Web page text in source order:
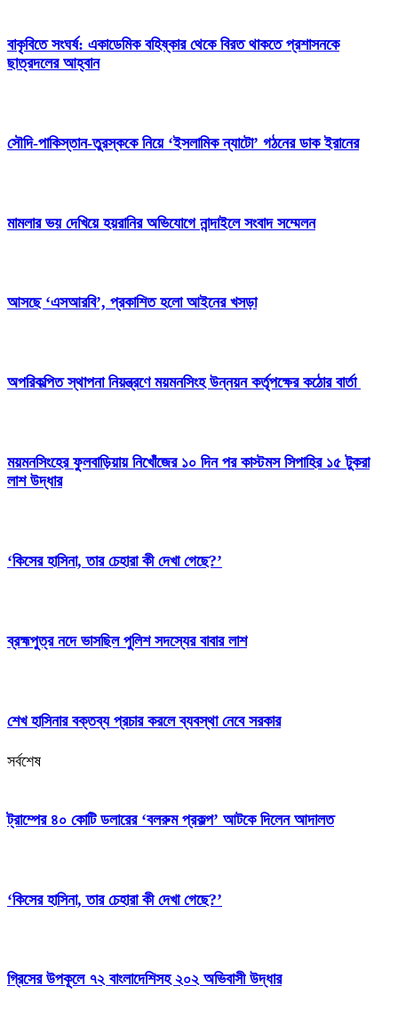
বাকৃবিতে সংঘর্ষ: একাডেমিক বহিষ্কার থেকে বিরত থাকতে প্রশাসনকে
ছাত্রদলের আহ্বান
সৌদি-পাকিস্তান-তুরস্ককে নিয়ে ‘ইসলামিক ন্যাটো’ গঠনের ডাক ইরানের
মামলার ভয় দেখিয়ে হয়রানির অভিযোগে নান্দাইলে সংবাদ সম্মেলন
আসছে ‘এসআরবি’, প্রকাশিত হলো আইনের খসড়া
অপরিকল্পিত স্থাপনা নিয়ন্ত্রণে ময়মনসিংহ উন্নয়ন কর্তৃপক্ষের কঠোর বার্তা
ময়মনসিংহের ফুলবাড়িয়ায় নিখোঁজের ১০ দিন পর কাস্টমস সিপাহির ১৫ টুকরা
লাশ উদ্ধার
‘কিসের হাসিনা, তার চেহারা কী দেখা গেছে?’
ব্রহ্মপুত্র নদে ভাসছিল পুলিশ সদস্যের বাবার লাশ
শেখ হাসিনার বক্তব্য প্রচার করলে ব্যবস্থা নেবে সরকার
সর্বশেষ
ট্রাম্পের ৪০ কোটি ডলারের ‘বলরুম প্রকল্প’ আটকে দিলেন আদালত
‘কিসের হাসিনা, তার চেহারা কী দেখা গেছে?’
গ্রিসের উপকূলে ৭২ বাংলাদেশিসহ ২০২ অভিবাসী উদ্ধার